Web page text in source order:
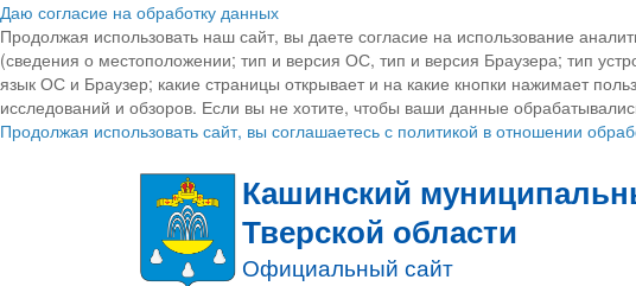
Даю согласие на обработку данных
Продолжая использовать наш сайт, вы даете согласие на использование
(сведения о местоположении; тип и версия ОС, тип и версия Браузера; тип
язык ОС и Браузер; какие страницы открывает и на какие кнопки нажимает
исследований и обзоров. Если вы не хотите, чтобы ваши данные
Продолжая использовать сайт, вы соглашаетесь с политикой в отношении